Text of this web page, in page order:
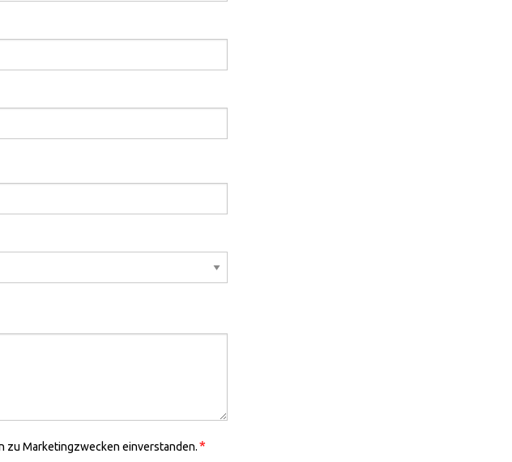
zu Marketingzwecken einverstanden.*